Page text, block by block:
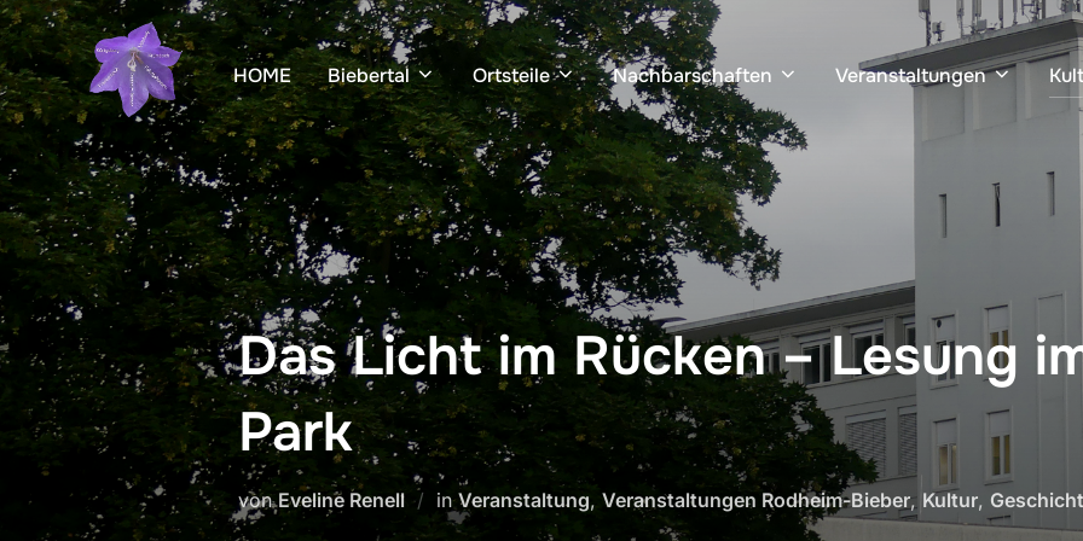
Zum
Inhalt
springen
HOME Biebertal Ortsteile Nachbarschaften Veranstaltungen
Das Licht im Rücken – Lesung
Park
vonEveline Renell inVeranstaltung, Veranstaltungen Rodheim-Bieber, Kultur,